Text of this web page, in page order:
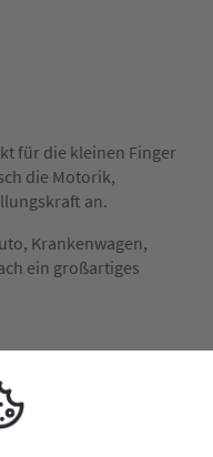
für die kleinen Finger
die Motorik,
an.
Krankenwagen,
ein großartiges